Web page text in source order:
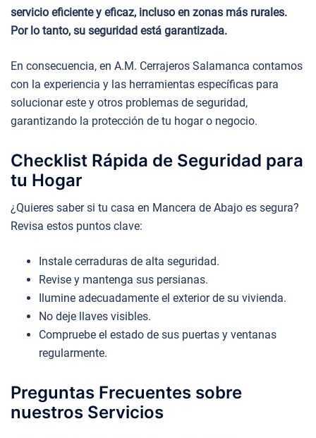
servicio eficiente y eficaz, incluso en zonas más rurales.
Por lo tanto, su seguridad está garantizada.
En consecuencia, en A.M. Cerrajeros Salamanca contamos
con la experiencia y las herramientas específicas para
solucionar este y otros problemas de seguridad,
garantizando la protección de tu hogar o negocio.
Checklist Rápida de Seguridad para
tu Hogar
¿Quieres saber si tu casa en Mancera de Abajo es segura?
Revisa estos puntos clave:
Instale cerraduras de alta seguridad.
Revise y mantenga sus persianas.
Ilumine adecuadamente el exterior de su vivienda.
No deje llaves visibles.
Compruebe el estado de sus puertas y ventanas
regularmente.
Preguntas Frecuentes sobre
nuestros Servicios